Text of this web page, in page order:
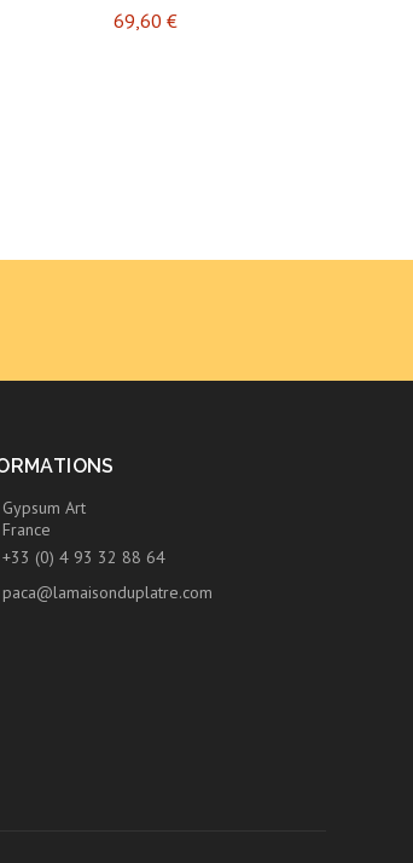
69,60 €Prix
Gypsum Art
France
+33 (0) 4 93 32 88 64
paca@lamaisonduplatre.com